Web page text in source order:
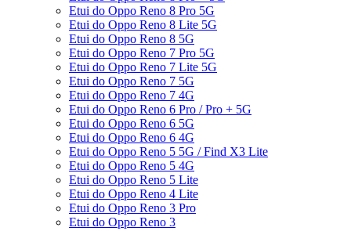
Etui do Oppo Reno 8 Pro 5G
Etui do Oppo Reno 8 Lite 5G
Etui do Oppo Reno 8 5G
Etui do Oppo Reno 7 Pro 5G
Etui do Oppo Reno 7 Lite 5G
Etui do Oppo Reno 7 5G
Etui do Oppo Reno 7 4G
Etui do Oppo Reno 6 Pro / Pro + 5G
Etui do Oppo Reno 6 5G
Etui do Oppo Reno 6 4G
Etui do Oppo Reno 5 5G / Find X3 Lite
Etui do Oppo Reno 5 4G
Etui do Oppo Reno 5 Lite
Etui do Oppo Reno 4 Lite
Etui do Oppo Reno 3 Pro
Etui do Oppo Reno 3